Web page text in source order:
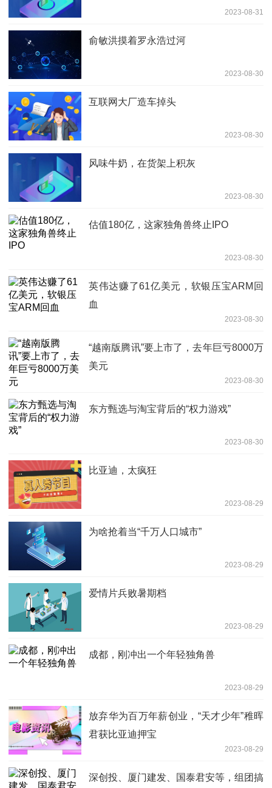
2023-08-31
俞敏洪摸着罗永浩过河
2023-08-30
互联网大厂造车掉头
2023-08-30
风味牛奶，在货架上积灰
2023-08-30
估值180亿，这家独角兽终止IPO
2023-08-30
英伟达赚了61亿美元，软银压宝ARM回
血
2023-08-30
“越南版腾讯”要上市了，去年巨亏8000万
美元
2023-08-30
东方甄选与淘宝背后的“权力游戏”
2023-08-30
比亚迪，太疯狂
2023-08-29
为啥抢着当“千万人口城市”
2023-08-29
爱情片兵败暑期档
2023-08-29
成都，刚冲出一个年轻独角兽
2023-08-29
放弃华为百万年薪创业，“天才少年”稚晖
君获比亚迪押宝
2023-08-29
深创投、厦门建发、国泰君安等，组团搞